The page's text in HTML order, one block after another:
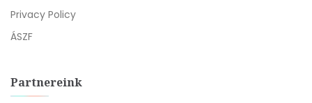
Privacy Policy
ÁSZF
Partnereink